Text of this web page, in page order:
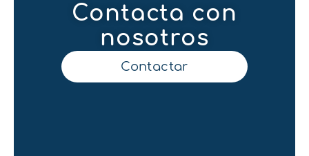
Contacta con
nosotros
Contactar